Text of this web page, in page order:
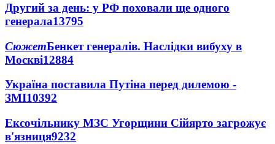
Другий за день: у РФ поховали ще одного
генерала13795
СюжетБенкет генералів. Наслідки вибуху в
Москві12884
Україна поставила Путіна перед дилемою -
ЗМІ10392
Ексочільнику МЗС Угорщини Сійярто загрожує
в'язниця9232